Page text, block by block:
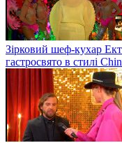
Зірковий шеф-кухар
гастросвято в стилі